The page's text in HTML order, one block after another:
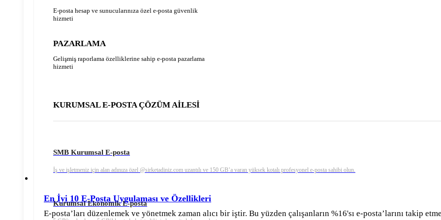
E-posta hesap ve sunucularınıza özel e-posta güvenlik
hizmeti
PAZARLAMA
Gelişmiş raporlama özelliklerine sahip e-posta pazarlama
hizmeti
KURUMSAL E-POSTA ÇÖZÜM AİLESİ
SMB Kurumsal E-posta
İş ve işletmeniz için alan adınıza özel @sirketadiniz.com uzantılı ve 150 GB’a varan yüksek kotalı profesyonel e-posta sahibi olun.
Kurumsal Ekonomik E-posta
En İyi 10 E-Posta Uygulaması ve Özellikleri
E-posta’ları düzenlemek ve yönetmek zaman alıcı bir iştir. Bu yüzden çalışanların %16'sı e-posta’larını takip